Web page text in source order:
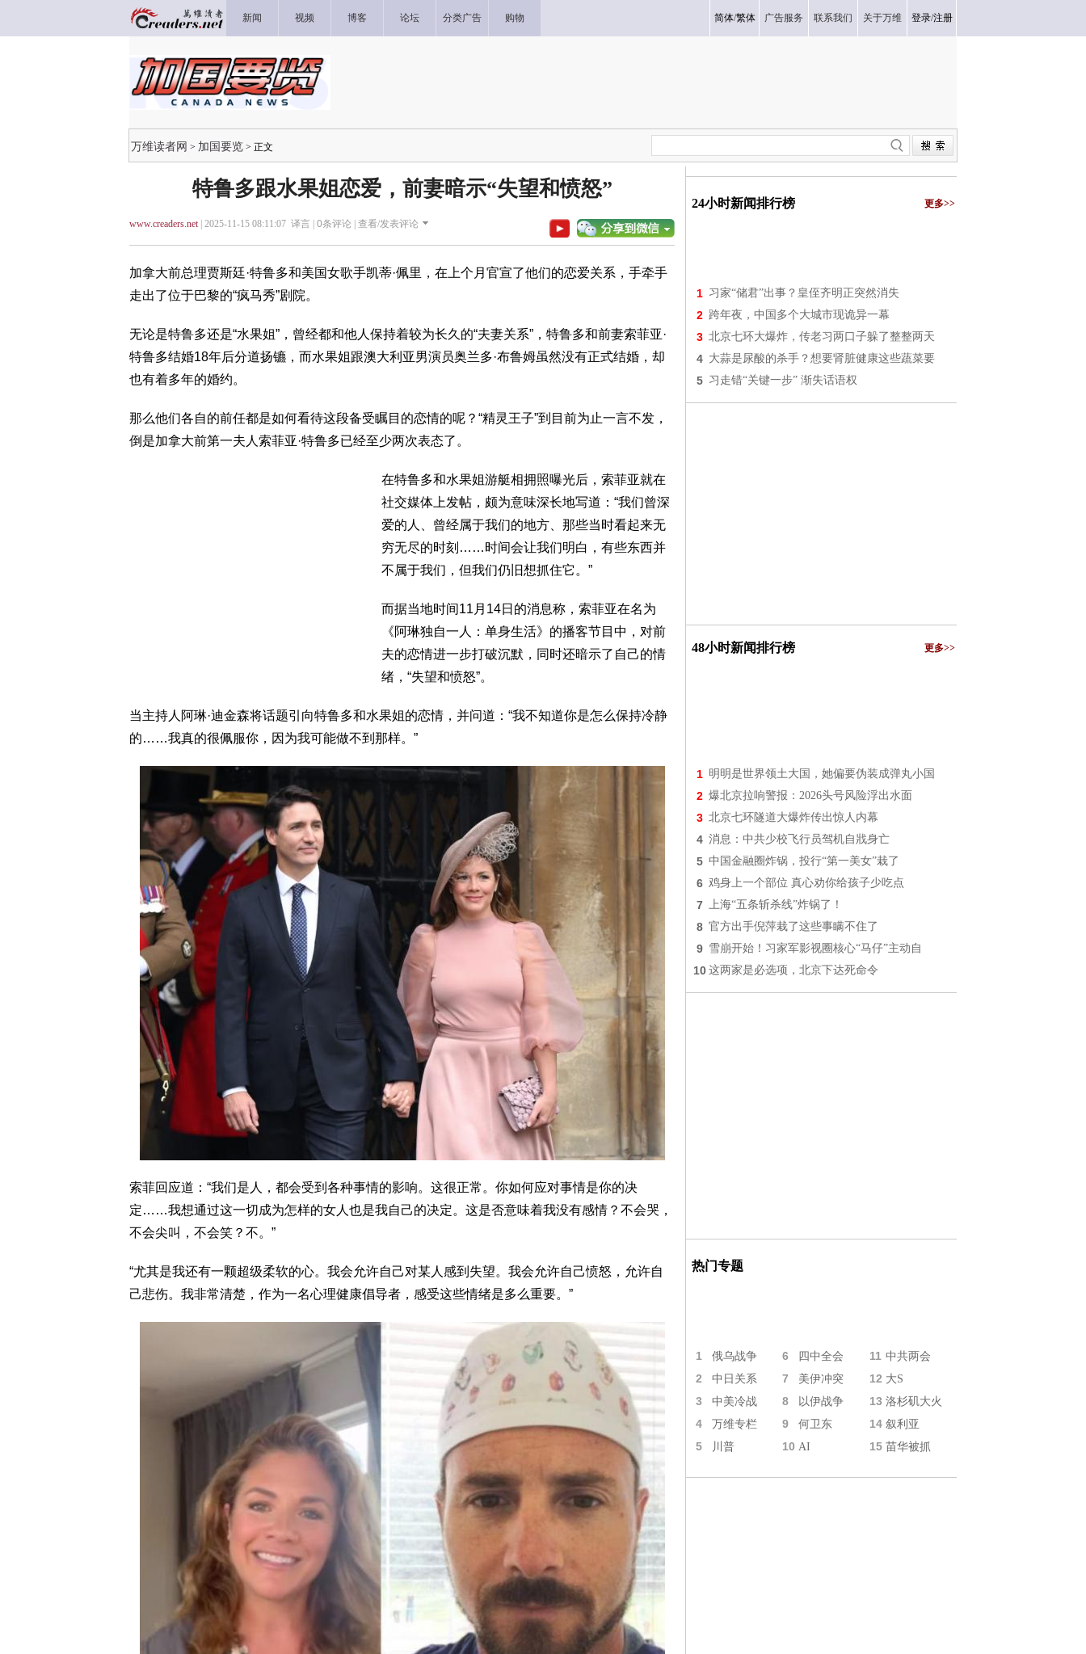
新闻 视频 博客 论坛 分类广告 购物 简体/繁体 广告服务 联系我们 关于万维 登录/注册
万维读者网 > 加国要览 > 正文
特鲁多跟水果姐恋爱，前妻暗示“失望和愤怒”
www.creaders.net| 2025-11-15 08:11:07 译言 | 0条评论 | 查看/发表评论
加拿大前总理贾斯廷·特鲁多和美国女歌手凯蒂·佩里，在上个月官宣了他们的恋爱关系，手牵手
走出了位于巴黎的“疯马秀”剧院。
无论是特鲁多还是“水果姐”，曾经都和他人保持着较为长久的“夫妻关系”，特鲁多和前妻索菲亚·
特鲁多结婚18年后分道扬镳，而水果姐跟澳大利亚男演员奥兰多·布鲁姆虽然没有正式结婚，却
也有着多年的婚约。
那么他们各自的前任都是如何看待这段备受瞩目的恋情的呢？“精灵王子”到目前为止一言不发，
倒是加拿大前第一夫人索菲亚·特鲁多已经至少两次表态了。
在特鲁多和水果姐游艇相拥照曝光后，索菲亚就在
社交媒体上发帖，颇为意味深长地写道：“我们曾深
爱的人、曾经属于我们的地方、那些当时看起来无
穷无尽的时刻……时间会让我们明白，有些东西并
不属于我们，但我们仍旧想抓住它。”
而据当地时间11月14日的消息称，索菲亚在名为
《阿琳独自一人：单身生活》的播客节目中，对前
夫的恋情进一步打破沉默，同时还暗示了自己的情
绪，“失望和愤怒”。
当主持人阿琳·迪金森将话题引向特鲁多和水果姐的恋情，并问道：“我不知道你是怎么保持冷静
的……我真的很佩服你，因为我可能做不到那样。”
索菲回应道：“我们是人，都会受到各种事情的影响。这很正常。你如何应对事情是你的决
定……我想通过这一切成为怎样的女人也是我自己的决定。这是否意味着我没有感情？不会哭，
不会尖叫，不会笑？不。”
“尤其是我还有一颗超级柔软的心。我会允许自己对某人感到失望。我会允许自己愤怒，允许自
己悲伤。我非常清楚，作为一名心理健康倡导者，感受这些情绪是多么重要。”
24小时新闻排行榜 更多>>
1 习家“储君”出事？皇侄齐明正突然消失
2 跨年夜，中国多个大城市现诡异一幕
3 北京七环大爆炸，传老习两口子躲了整整两天
4 大蒜是尿酸的杀手？想要肾脏健康这些蔬菜要
5 习走错“关键一步” 渐失话语权
48小时新闻排行榜 更多>>
1 明明是世界领土大国，她偏要伪装成弹丸小国
2 爆北京拉响警报：2026头号风险浮出水面
3 北京七环隧道大爆炸传出惊人内幕
4 消息：中共少校飞行员驾机自戕身亡
5 中国金融圈炸锅，投行“第一美女”栽了
6 鸡身上一个部位 真心劝你给孩子少吃点
7 上海“五条斩杀线”炸锅了！
8 官方出手倪萍栽了这些事瞒不住了
9 雪崩开始！习家军影视圈核心“马仔”主动自
10 这两家是必选项，北京下达死命令
热门专题
1 俄乌战争 6 四中全会 11 中共两会
2 中日关系 7 美伊冲突 12 大S
3 中美冷战 8 以伊战争 13 洛杉矶大火
4 万维专栏 9 何卫东 14 叙利亚
5 川普 10 AI 15 苗华被抓